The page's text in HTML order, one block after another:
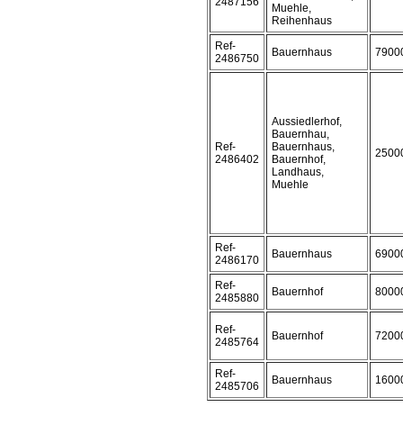
Muehle,
Reihenhaus
Ref-
2486750
Bauernhaus
Ref-
2486402
Aussiedlerhof,
Bauernhau,
Bauernhaus,
Bauernhof,
Landhaus,
Muehle
Ref-
2486170
Bauernhaus
Ref-
2485880
Bauernhof
Ref-
2485764
Bauernhof
Ref-
2485706
Bauernhaus